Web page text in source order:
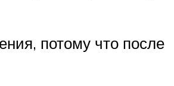
потому что после